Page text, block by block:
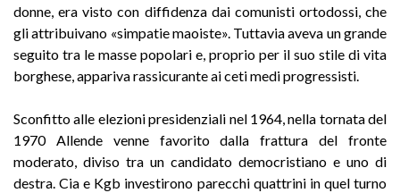
donne, era visto con diffidenza dai comunisti ortodossi, che
gli attribuivano «simpatie maoiste». Tuttavia aveva un grande
seguito tra le masse popolari e, proprio per il suo stile di vita
borghese, appariva rassicurante ai ceti medi progressisti.
Sconfitto alle elezioni presidenziali nel 1964, nella tornata del
1970 Allende venne favorito dalla frattura del fronte
moderato, diviso tra un candidato democristiano e uno di
destra. Cia e Kgb investirono parecchi quattrini in quel turno